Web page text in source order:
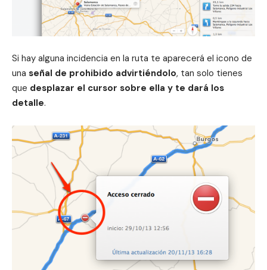
Si hay alguna incidencia en la ruta te aparecerá el icono de
una señal de prohibido advirtiéndolo, tan solo tienes
que desplazar el cursor sobre ella y te dará los
detalle.